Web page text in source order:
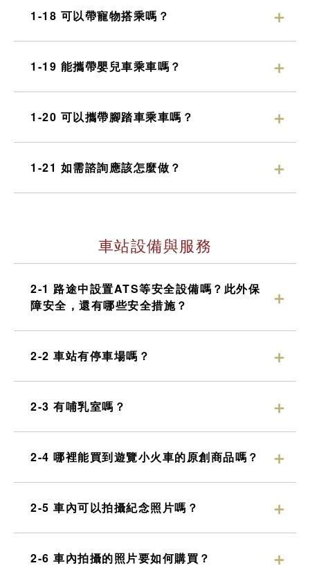
1-18 可以帶寵物搭乘嗎？
1-19 能攜帶嬰兒車乘車嗎？
1-20 可以攜帶腳踏車乘車嗎？
1-21 如需諮詢應該怎麼做？
車站設備與服務
2-1 路途中設置ATS等安全設備嗎？此外保
障安全，還有哪些安全措施？
2-2 車站有停車場嗎？
2-3 有哺乳室嗎？
2-4 哪裡能買到遊覽小火車的原創商品嗎？
2-5 車內可以拍攝紀念照片嗎？
2-6 車內拍攝的照片要如何購買？